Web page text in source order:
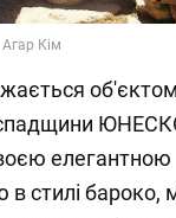
Video
спадщини
елегантною
в стилі бароко,